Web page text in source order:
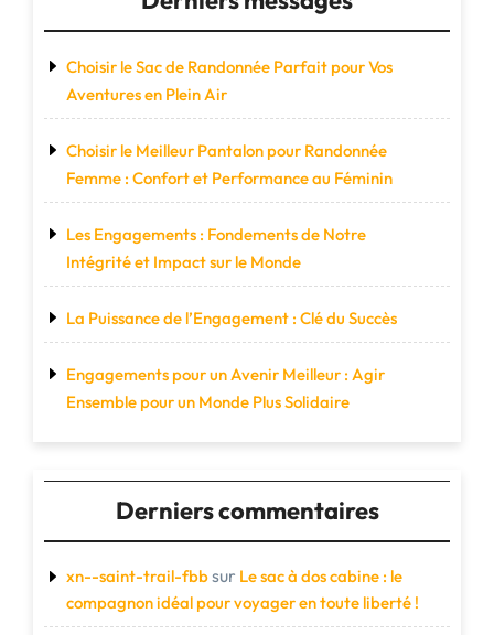
Choisir le Sac de Randonnée Parfait pour Vos
Aventures en Plein Air
Choisir le Meilleur Pantalon pour Randonnée
Femme : Confort et Performance au Féminin
Les Engagements : Fondements de Notre
Intégrité et Impact sur le Monde
La Puissance de l’Engagement : Clé du Succès
Engagements pour un Avenir Meilleur : Agir
Ensemble pour un Monde Plus Solidaire
Derniers commentaires
xn--saint-trail-fbbsur Le sac à dos cabine : le
compagnon idéal pour voyager en toute liberté !